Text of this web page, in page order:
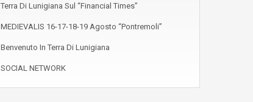
Terra Di Lunigiana Sul “Financial Times”
MEDIEVALIS 16-17-18-19 Agosto “Pontremoli”
Benvenuto In Terra Di Lunigiana
SOCIAL NETWORK